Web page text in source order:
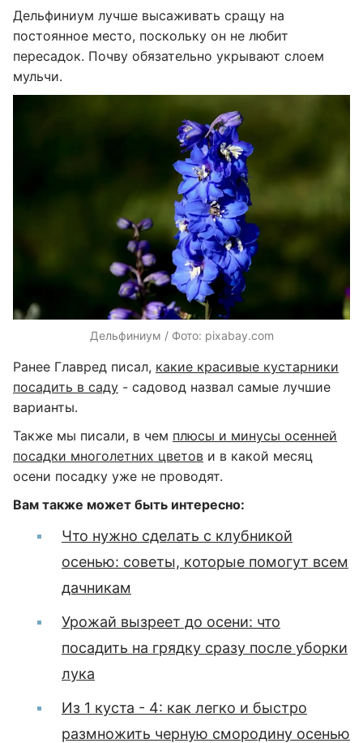
Дельфиниум лучше высаживать сращу на
постоянное место, поскольку он не любит
пересадок. Почву обязательно укрывают слоем
мульчи.
Дельфиниум / Фото: pixabay.com
Ранее Главред писал, какие красивые кустарники
посадить в саду - садовод назвал самые лучшие
варианты.
Также мы писали, в чем плюсы и минусы осенней
посадки многолетних цветов и в какой месяц
осени посадку уже не проводят.
Вам также может быть интересно:
Что нужно сделать с клубникой
осенью: советы, которые помогут всем
дачникам
Урожай вызреет до осени: что
посадить на грядку сразу после уборки
лука
Из 1 куста - 4: как легко и быстро
размножить черную смородину осенью